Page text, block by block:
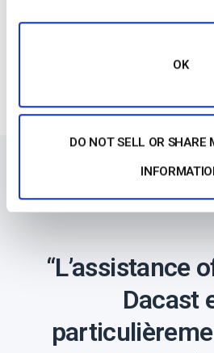
OK
DO NOT SELL OR SHARE
Démmarrer
“L’assistance
Dacast